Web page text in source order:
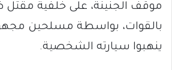
موقف الجنينة، على خلفية مقتل
بالقوات، بواسطة مسلحين
ينهبوا سيارته الشخصية.